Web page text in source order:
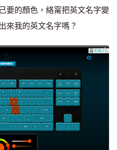
要的顏色，絡甯把英文名字變
來我的英文名字嗎？